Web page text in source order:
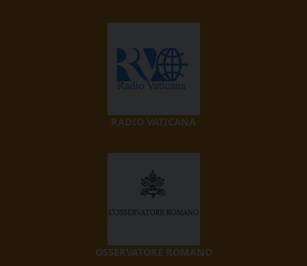
RADIO VATICANA
OSSERVATORE ROMANO